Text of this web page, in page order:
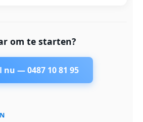
om te starten?
nu —0487 10 81 95